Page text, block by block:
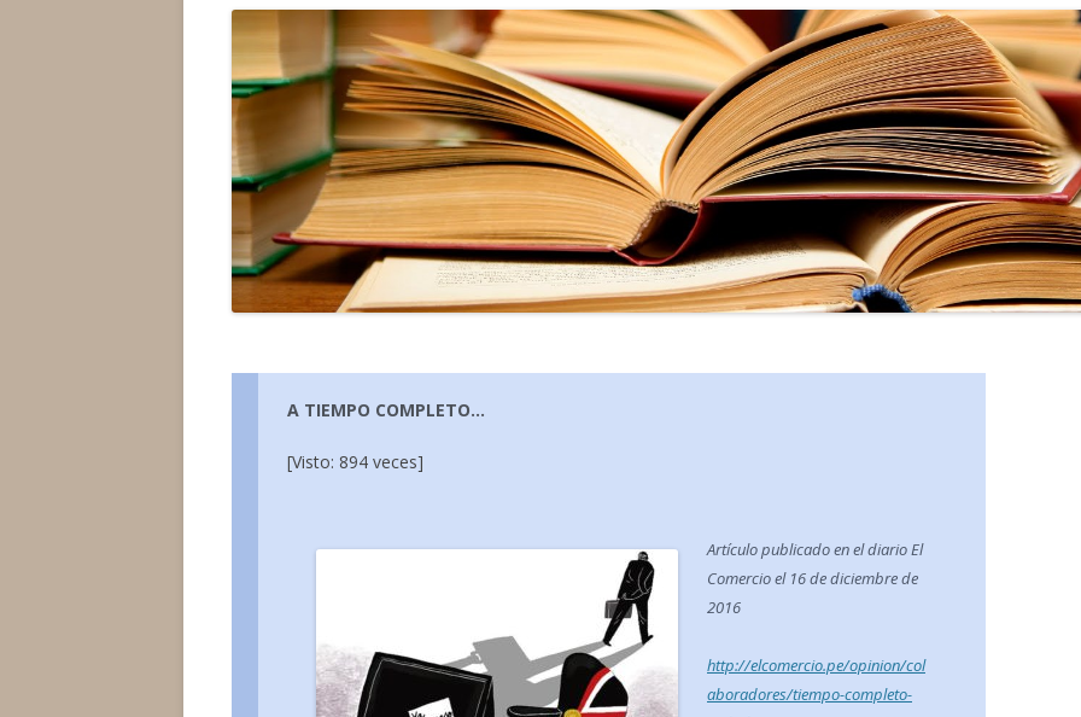
A TIEMPO COMPLETO…
[Visto: 894 veces]
Artículo publicado en el diario El
Comercio el 16 de diciembre de
2016
http://elcomercio.pe/opinion/col
aboradores/tiempo-completo-